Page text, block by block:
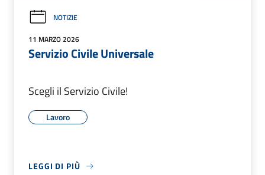
NOTIZIE
11 MARZO 2026
Servizio Civile Universale
Scegli il Servizio Civile!
Lavoro
LEGGI DI PIÙ